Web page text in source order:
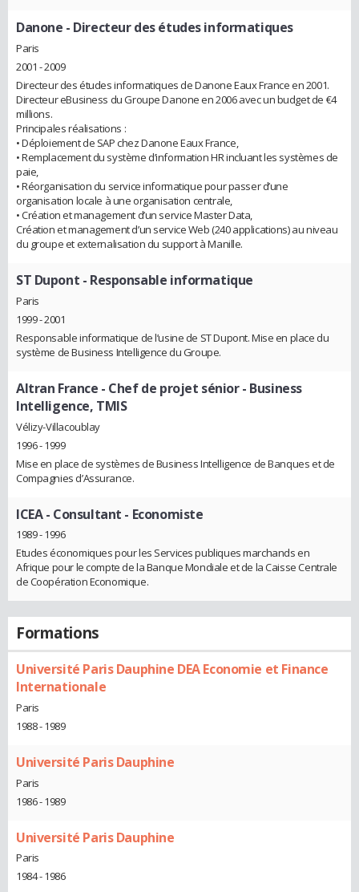
Danone - Directeur des études informatiques
Paris
2001 - 2009
Directeur des études informatiques de Danone Eaux France en 2001.
Directeur eBusiness du Groupe Danone en 2006 avec un budget de €4
millions.
Principales réalisations :
• Déploiement de SAP chez Danone Eaux France,
• Remplacement du système d’information HR incluant les systèmes de
paie,
• Réorganisation du service informatique pour passer d’une
organisation locale à une organisation centrale,
• Création et management d’un service Master Data,
Création et management d’un service Web (240 applications) au niveau
du groupe et externalisation du support à Manille.
ST Dupont - Responsable informatique
Paris
1999 - 2001
Responsable informatique de l’usine de ST Dupont. Mise en place du
système de Business Intelligence du Groupe.
Altran France - Chef de projet sénior - Business
Intelligence, TMIS
Vélizy-Villacoublay
1996 - 1999
Mise en place de systèmes de Business Intelligence de Banques et de
Compagnies d’Assurance.
ICEA- Consultant - Economiste
1989 - 1996
Etudes économiques pour les Services publiques marchands en
Afrique pour le compte de la Banque Mondiale et de la Caisse Centrale
de Coopération Economique.
Formations
Université Paris Dauphine DEA Economie et Finance
Internationale
Paris
1988 - 1989
Université Paris Dauphine
Paris
1986 - 1989
Université Paris Dauphine
Paris
1984 - 1986